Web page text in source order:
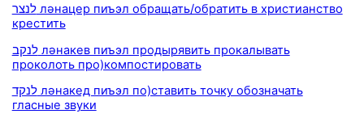
לנצר ләнацер пиъэл обращать/обратить в христианство
крестить
לנקב ләнакев пиъэл продырявить прокалывать
проколоть про)компостировать
לנקד ләнакед пиъэл по)ставить точку обозначать
гласные звуки